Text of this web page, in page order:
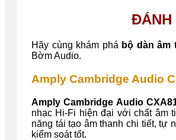
ĐÁNH
Hãy cùng khám phá bộ dàn âm
Bờm Audio.
Amply Cambridge Audio
Amply Cambridge Audio CXA81
nhạc Hi-Fi hiện đại với chất âm
năng tái tạo âm thanh chi tiết, tự
kiểm soát tốt.